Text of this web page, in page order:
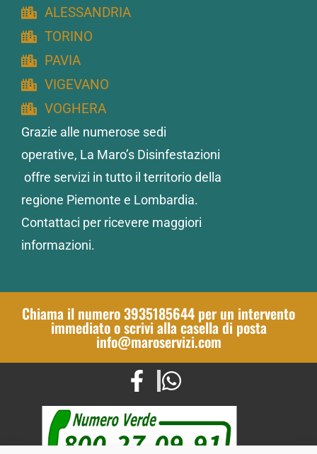
ALESSANDRIA
TORINO
PAVIA
VIGEVANO
VOGHERA
Grazie alle numerose sedi
operative, La Maro’s Disinfestazioni
offre servizi in tutto il territorio della
regione Piemonte e Lombardia.
Contattaci per ricevere maggiori
informazioni.
Chiama il numero 3935185644 per un intervento
immediato o scrivi alla casella di posta
info@maroservizi.com